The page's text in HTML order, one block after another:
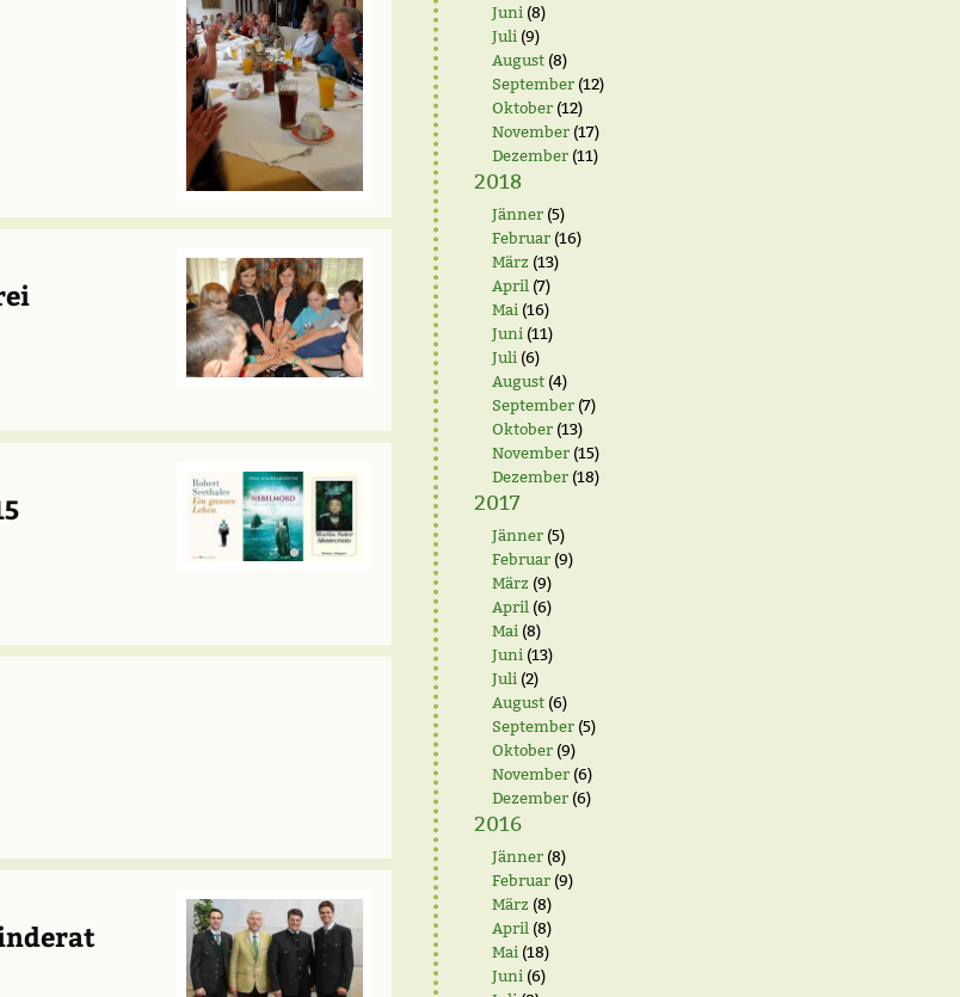
Juni (8)
Juli (9)
August(8)
September(12)
Oktober(12)
November(17)
Dezember(11)
2018
Jänner(5)
Februar(16)
März (13)
April (7)
Mai (16)
Juni (11)
Juli (6)
August(4)
September(7)
Oktober(13)
November(15)
Dezember(18)
2017
Jänner(5)
Februar(9)
März (9)
April (6)
Mai (8)
Juni (13)
Juli (2)
August(6)
September(5)
Oktober(9)
November(6)
Dezember(6)
2016
Jänner(8)
Februar(9)
März (8)
April (8)
Mai (18)
Juni (6)